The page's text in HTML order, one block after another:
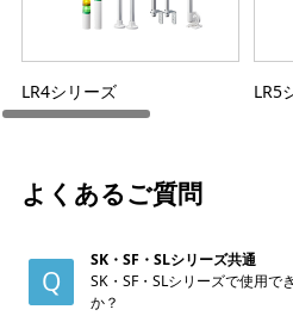
LR4シリーズ LR5
よくあるご質問
SK・SF・SLシリーズ共通
SK・SF・SLシリーズで使用で
か？